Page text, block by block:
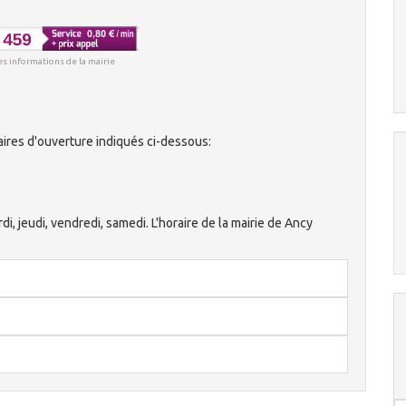
informations de la mairie
d'ouverture indiqués ci-dessous:
jeudi, vendredi, samedi. L'horaire de la mairie de Ancy